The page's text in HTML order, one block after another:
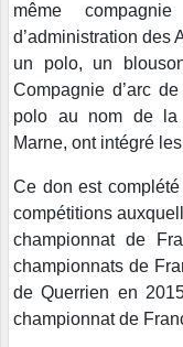
même
d’administration des
un polo, un
Compagnie d’arc
polo au nom de la
Marne, ont intégré
Ce don est
compétitions
championnat de
championnats de
de Querrien en
championnat de